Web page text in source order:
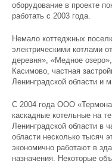
оборудование в проекте
работать с 2003 года.
Немало коттеджных
электрическими котлами
деревня», «Медное
Касимово, частная
Ленинградской области и
С 2004 года ООО
каскадные котельные на
Ленинградской области в
области несколько тысяч
экономично работают в
назначения. Некоторые